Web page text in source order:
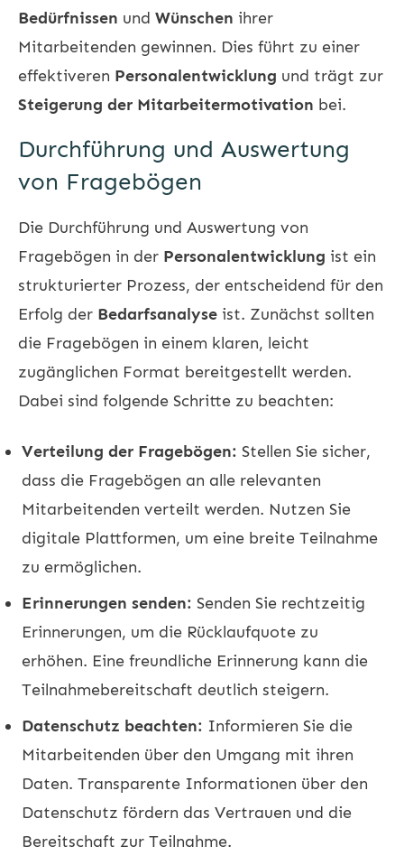
Bedürfnissen und Wünschen ihrer
Mitarbeitenden gewinnen. Dies führt zu einer
effektiveren Personalentwicklung und trägt zur
Steigerung der Mitarbeitermotivation bei.
Durchführung und Auswertung
von Fragebögen
Die Durchführung und Auswertung von
Fragebögen in der Personalentwicklung ist ein
strukturierter Prozess, der entscheidend für den
Erfolg der Bedarfsanalyse ist. Zunächst sollten
die Fragebögen in einem klaren, leicht
zugänglichen Format bereitgestellt werden.
Dabei sind folgende Schritte zu beachten:
Verteilung der Fragebögen: Stellen Sie sicher,
dass die Fragebögen an alle relevanten
Mitarbeitenden verteilt werden. Nutzen Sie
digitale Plattformen, um eine breite Teilnahme
zu ermöglichen.
Erinnerungen senden: Senden Sie rechtzeitig
Erinnerungen, um die Rücklaufquote zu
erhöhen. Eine freundliche Erinnerung kann die
Teilnahmebereitschaft deutlich steigern.
Datenschutz beachten: Informieren Sie die
Mitarbeitenden über den Umgang mit ihren
Daten. Transparente Informationen über den
Datenschutz fördern das Vertrauen und die
Bereitschaft zur Teilnahme.